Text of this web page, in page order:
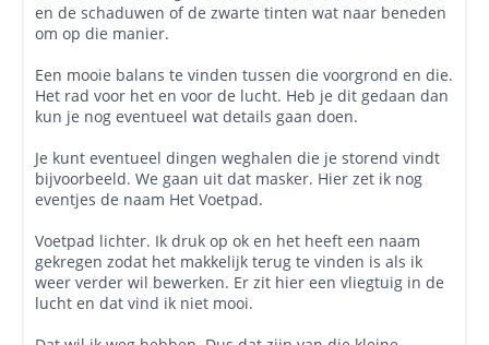
en de schaduwen of de zwarte tinten wat naar beneden
om op die manier.
Een mooie balans te vinden tussen die voorgrond en die.
Het rad voor het en voor de lucht. Heb je dit gedaan dan
kun je nog eventueel wat details gaan doen.
Je kunt eventueel dingen weghalen die je storend vindt
bijvoorbeeld. We gaan uit dat masker. Hier zet ik nog
eventjes de naam Het Voetpad.
Voetpad lichter. Ik druk op ok en het heeft een naam
gekregen zodat het makkelijk terug te vinden is als ik
weer verder wil bewerken. Er zit hier een vliegtuig in de
lucht en dat vind ik niet mooi.